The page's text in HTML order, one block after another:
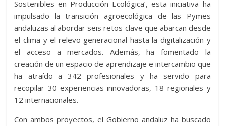
Sostenibles en Producción Ecológica’, esta iniciativa ha
impulsado la transición agroecológica de las Pymes
andaluzas al abordar seis retos clave que abarcan desde
el clima y el relevo generacional hasta la digitalización y
el acceso a mercados. Además, ha fomentado la
creación de un espacio de aprendizaje e intercambio que
ha atraído a 342 profesionales y ha servido para
recopilar 30 experiencias innovadoras, 18 regionales y
12 internacionales.
Con ambos proyectos, el Gobierno andaluz ha buscado